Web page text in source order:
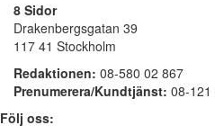
8 Sidor
Drakenbergsgatan 39
117 41 Stockholm
Redaktionen: 08-580 02 867
Prenumerera/Kundtjänst: 08-121
Följ oss: